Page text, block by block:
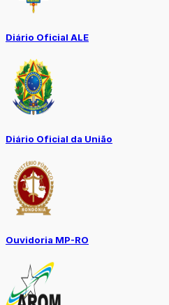
Diário Oficial ALE
Diário Oficial da União
Ouvidoria MP-RO